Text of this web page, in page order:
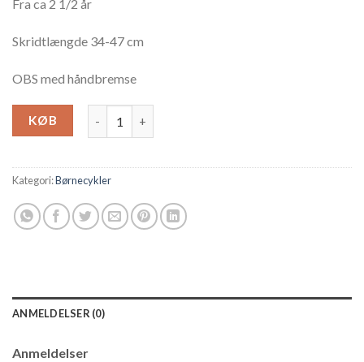
Fra ca 2 1/2 år
Skridtlængde 34-47 cm
OBS med håndbremse
KØB
Kategori:Børnecykler
ANMELDELSER (0)
Anmeldelser